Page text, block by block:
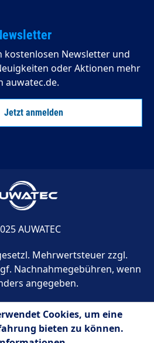
kostenlosen Newsletter und
oder Aktionen mehr
auwatec.de.
Jetzt anmelden
AUWATEC
Mehrwertsteuer zzgl.
Nachnahmegebühren, wenn
angegeben.
Cookies, um eine
bieten zu können.